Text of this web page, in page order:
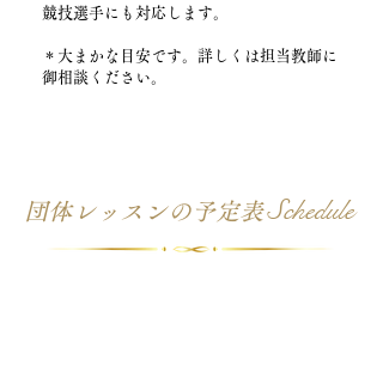
競技選手にも対応します。
＊大まかな目安です。詳しくは担当教師に
御相談ください。
団体レッスンの予定表 Schedule